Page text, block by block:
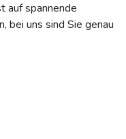
auf spannende
bei uns sind Sie genau